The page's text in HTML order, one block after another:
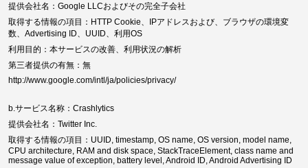
提供会社名：Google LLCおよびその完全子会社
取得する情報の項目：HTTP Cookie、IPアドレスおよび、ブラウザの環境変
数、Advertising ID、UUID、利用OS
利用目的：本サービスの改善、利用状況の解析
第三者提供の有無：無
http://www.google.com/intl/ja/policies/privacy/
b.サービス名称：Crashlytics
提供会社名：Twitter Inc.
取得する情報の項目：UUID, timestamp, OS name, OS version, model name,
CPU architecture, RAM and disk space, StackTraceElement, class name and
message value of exception, battery level, Android ID, Android Advertising ID